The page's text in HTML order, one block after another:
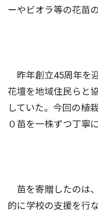
ーやビオラ等の花苗
昨年創立45周年を
花壇を地域住民らと
していた。今回の植
０苗を一株ずつ丁寧
苗を寄贈したのは
的に学校の支援を行